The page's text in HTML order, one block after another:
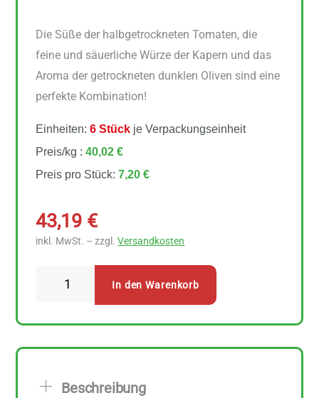
Die Süße der halbgetrockneten Tomaten, die
feine und säuerliche Würze der Kapern und das
Aroma der getrockneten dunklen Oliven sind eine
perfekte Kombination!
Einheiten:6 Stück je Verpackungseinheit
Preis/kg :40,02 €
Preis pro Stück:7,20 €
43,19 €
inkl. MwSt. – zzgl.Versandkosten
zu
In den Warenkorb
Beschreibung